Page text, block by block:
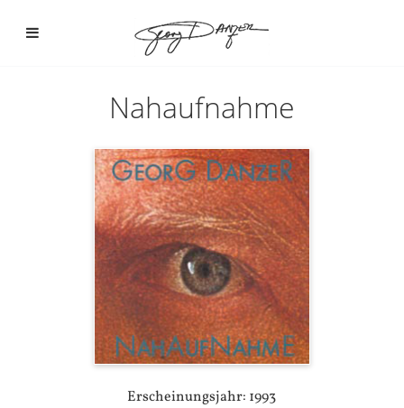
Nahaufnahme
Erscheinungsjahr: 1993